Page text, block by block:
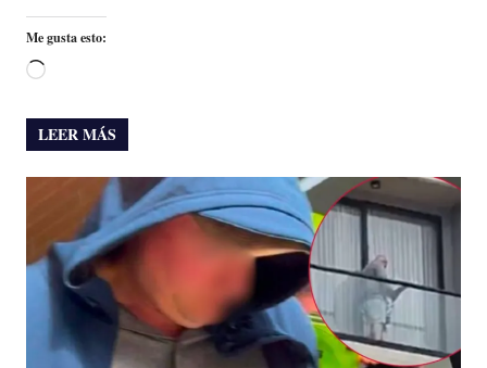
Me gusta esto:
Cargando...
LEER MÁS